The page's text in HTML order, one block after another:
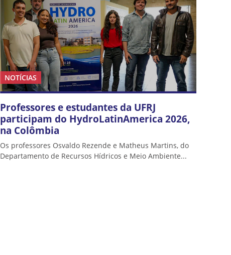
NOTÍCIAS
Professores e estudantes da UFRJ
participam do HydroLatinAmerica 2026,
na Colômbia
Os professores Osvaldo Rezende e Matheus Martins, do
Departamento de Recursos Hídricos e Meio Ambiente...